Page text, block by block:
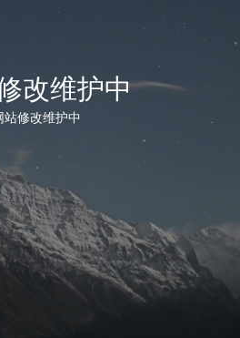
改维护中
站修改维护中